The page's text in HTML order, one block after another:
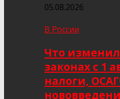
05.08.2026
В России
Что
законах с 1
налоги,